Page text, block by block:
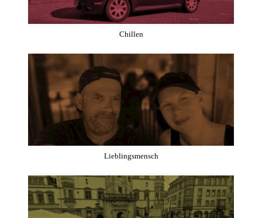
Chillen
Lieblingsmensch